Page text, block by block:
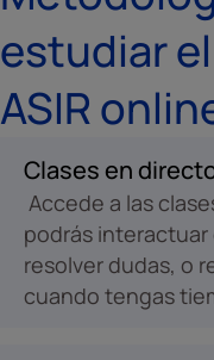
estudiar
ASIR
Clases en
Accede a las
podrás
resolver dudas, o
cuando tengas